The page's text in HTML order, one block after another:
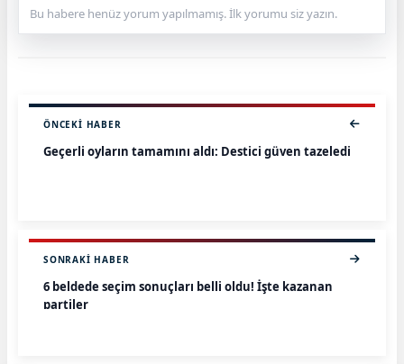
Bu habere henüz yorum yapılmamış. İlk yorumu siz yazın.
ÖNCEKI HABER
Geçerli oyların tamamını aldı: Destici güven tazeledi
SONRAKI HABER
6 beldede seçim sonuçları belli oldu! İşte kazanan
partiler